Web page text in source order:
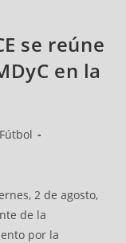
se reúne
en la
Fútbol
2 de agosto,
de la
por la